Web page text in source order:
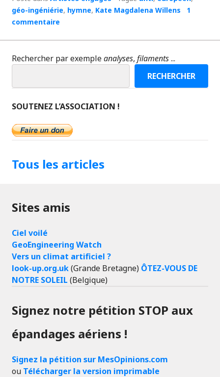
géo-ingéniérie, hymne, Kate Magdalena Willens
1
commentaire
Rechercher par exempleanalyses, filaments...
RECHERCHER
SOUTENEZ L’ASSOCIATION !
Tous les articles
Sites amis
Ciel voilé
GeoEngineering Watch
Vers un climat artificiel ?
look-up.org.uk(Grande Bretagne) ÔTEZ-VOUS DE
NOTRE SOLEIL (Belgique)
Signez notre pétition STOP aux
épandages aériens !
Signez la pétition sur MesOpinions.com
ou Télécharger la version imprimable